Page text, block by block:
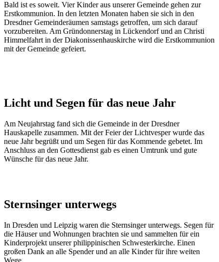
Bald ist es soweit. Vier Kinder aus unserer Gemeinde gehen zur
Erstkommunion. In den letzten Monaten haben sie sich in den
Dresdner Gemeinderäumen samstags getroffen, um sich darauf
vorzubereiten. Am Gründonnerstag in Lückendorf und an Christi
Himmelfahrt in der Diakonissenhauskirche wird die Erstkommunion
mit der Gemeinde gefeiert.
Licht und Segen für das neue Jahr
Am Neujahrstag fand sich die Gemeinde in der Dresdner
Hauskapelle zusammen. Mit der Feier der Lichtvesper wurde das
neue Jahr begrüßt und um Segen für das Kommende gebetet. Im
Anschluss an den Gottesdienst gab es einen Umtrunk und gute
Wünsche für das neue Jahr.
Sternsinger unterwegs
In Dresden und Leipzig waren die Sternsinger unterwegs. Segen für
die Häuser und Wohnungen brachten sie und sammelten für ein
Kinderprojekt unserer philippinischen Schwesterkirche. Einen
großen Dank an alle Spender und an alle Kinder für ihre weiten
Wege.